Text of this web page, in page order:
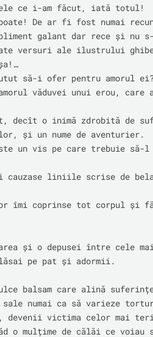
ce i-am făcut, iată totul!
De ar fi fost numai
galant dar rece și
versuri ale ilustrului
să-i ofer pentru amorul
văduvei unui erou, care
decît o inimă zdrobită de
și un nume de aventurier.
un vis pe care trebuie
cauzase liniile scrise de
îmi coprinse tot corpul și
și o depusei între cele
pe pat și adormii.
balsam care alină
numai ca să varieze
devenii victima celor mai
o mulțime de călăi ce voiau